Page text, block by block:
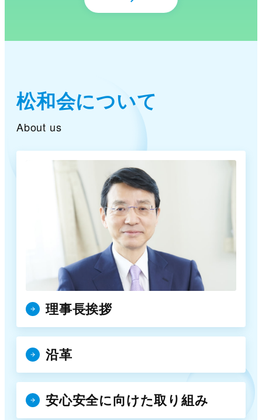
松和会について
About us
理事長挨拶
沿革
安心安全に向けた取り組み